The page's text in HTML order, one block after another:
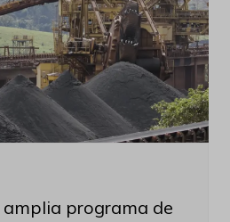
amplia programa de